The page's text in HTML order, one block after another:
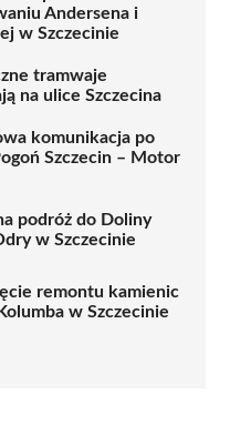
Andersena i
w Szczecinie
tramwaje
na ulice Szczecina
komunikacja po
Szczecin – Motor
podróż do Doliny
w Szczecinie
remontu kamienic
w Szczecinie